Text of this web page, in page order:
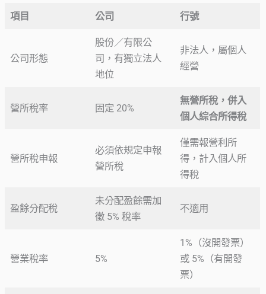
項目 公司 行號
公司形態
股份／有限公
司，有獨立法人
地位
非法人，屬個人
經營
營所稅率 固定 20%
無營所稅，併入
個人綜合所得稅
營所稅申報
必須依規定申報
營所稅
僅需報營利所
得，計入個人所
得稅
盈餘分配稅
未分配盈餘需加
徵 5% 稅率
不適用
營業稅率 5%
1%（沒開發票）
或 5%（有開發
票）